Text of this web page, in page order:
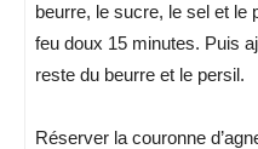
beurre, le sucre, le sel et le
feu doux 15 minutes. Puis
reste du beurre et le persil.
Réserver la couronne